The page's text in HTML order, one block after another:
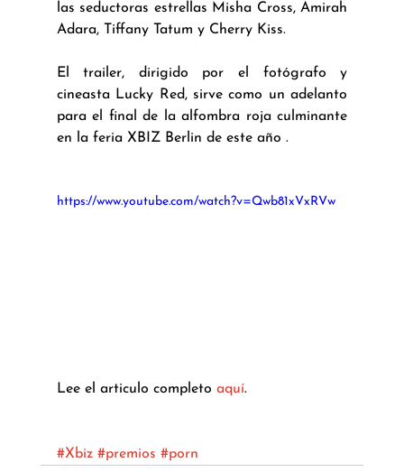
las seductoras estrellas Misha Cross, Amirah
Adara, Tiffany Tatum y Cherry Kiss.
El trailer, dirigido por el fotógrafo y
cineasta Lucky Red, sirve como un adelanto
para el final de la alfombra roja culminante
en la feria XBIZ Berlin de este año .
https://www.youtube.com/watch?v=Qwb81xVxRVw
Lee el articulo completo aquí.
#Xbiz #premios #porn